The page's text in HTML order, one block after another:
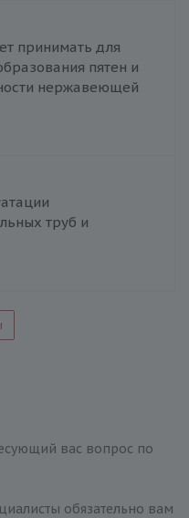
принимать для
пятен и
нержавеющей
труб и
вас вопрос по
обязательно вам